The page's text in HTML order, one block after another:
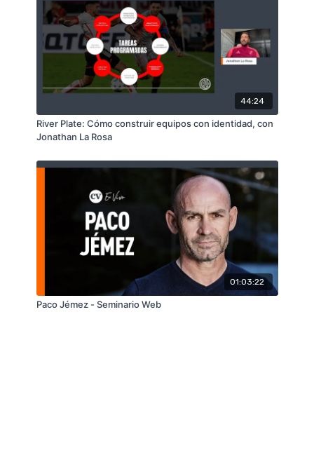
44:24
River Plate: Cómo construir equipos con identidad, con
Jonathan La Rosa
01:03:22
Paco Jémez - Seminario Web